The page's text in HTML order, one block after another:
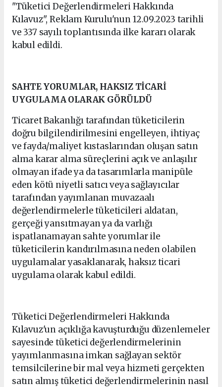
"Tüketici Değerlendirmeleri Hakkında
Kılavuz", Reklam Kurulu'nun 12.09.2023 tarihli
ve 337 sayılı toplantısında ilke kararı olarak
kabul edildi.
SAHTE YORUMLAR, HAKSIZ TİCARİ
UYGULAMA OLARAK GÖRÜLDÜ
Ticaret Bakanlığı tarafından tüketicilerin
doğru bilgilendirilmesini engelleyen, ihtiyaç
ve fayda/maliyet kıstaslarından oluşan satın
alma karar alma süreçlerini açık ve anlaşılır
olmayan ifade ya da tasarımlarla manipüle
eden kötü niyetli satıcı veya sağlayıcılar
tarafından yayımlanan muvazaalı
değerlendirmelerle tüketicileri aldatan,
gerçeği yansıtmayan ya da varlığı
ispatlanamayan sahte yorumlar ile
tüketicilerin kandırılmasına neden olabilen
uygulamalar yasaklanarak, haksız ticari
uygulama olarak kabul edildi.
Tüketici Değerlendirmeleri Hakkında
Kılavuz'un açıklığa kavuşturduğu düzenlemeler
sayesinde tüketici değerlendirmelerinin
yayımlanmasına imkan sağlayan sektör
temsilcilerine bir mal veya hizmeti gerçekten
satın almış tüketici değerlendirmelerinin nasıl